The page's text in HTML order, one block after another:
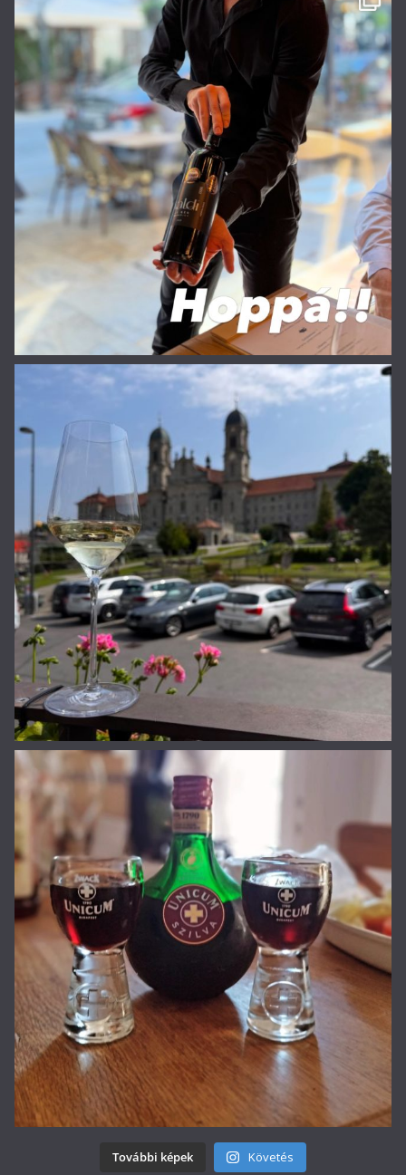
További képek Követés